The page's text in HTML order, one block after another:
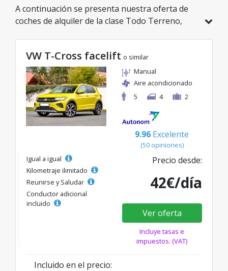
A continuación se presenta nuestra oferta de
coches de alquiler de la clase Todo Terreno,
modelo ideal de la categoría seleccionada, con
tarifas excelentes desde solo 41€/día.
VW T-Cross facelift o similar
Manual
Aire acondicionado
5
4 2
9.96 Excelente
(50 opiniones)
Igual a igual
Kilometraje ilimitado
Reunirse y Saludar
Conductor adicional
incluido
Precio desde:
42€/día
Ver oferta
Incluye tasas e
impuestos. (VAT)
Incluido en el precio: